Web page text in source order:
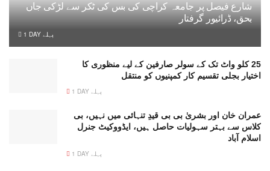
شارع فیصل پر جامعہ کراچی کی بس کی ٹکر سے لڑکی جاں
بحق، ڈرائیور گرفتار
1 DAY پہلے
25 کلو واٹ تک کے سولر صارفین کے لیے منظوری کا
اختیار بجلی تقسیم کار کمپنیوں کو منتقل
1 DAY پہلے
عمران خان اور بشریٰ بی بی قیدِ تنہائی میں نہیں، بی
کلاس سے بہتر سہولیات حاصل ہیں، ایڈووکیٹ جنرل
اسلام آباد
1 DAY پہلے